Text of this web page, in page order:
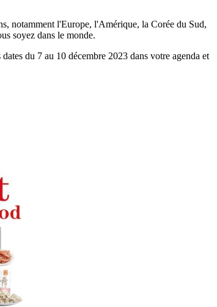
notamment l'Europe, l'Amérique, la Corée du Sud,
soyez dans le monde.
du 7 au 10 décembre 2023 dans votre agenda et